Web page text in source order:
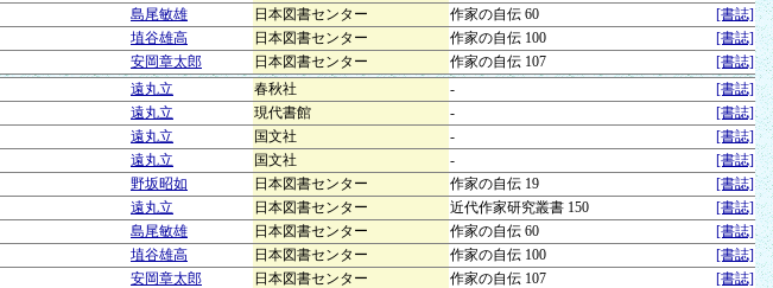
島尾敏雄 日本図書センター 作家の自伝 60
[書誌]
埴谷雄高 日本図書センター 作家の自伝 100
[書誌]
安岡章太郎 日本図書センター 作家の自伝 107
[書誌]
遠丸立 春秋社 -
[書誌]
遠丸立 現代書館 -
[書誌]
遠丸立 国文社 -
[書誌]
遠丸立 国文社 -
[書誌]
野坂昭如 日本図書センター 作家の自伝 19
[書誌]
遠丸立 日本図書センター 近代作家研究叢書 150
[書誌]
島尾敏雄 日本図書センター 作家の自伝 60
[書誌]
埴谷雄高 日本図書センター 作家の自伝 100
[書誌]
安岡章太郎 日本図書センター 作家の自伝 107
[書誌]